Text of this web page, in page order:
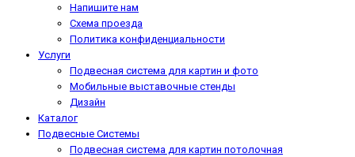
Напишите нам
Схема проезда
Политика конфиденциальности
Услуги
Подвесная система для картин и фото
Мобильные выставочные стенды
Дизайн
Каталог
Подвесные Системы
Подвесная система для картин потолочная